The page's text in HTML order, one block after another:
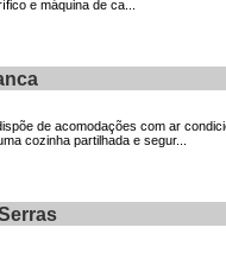
e máquina de ca...
de acomodações com ar
cozinha partilhada e segur...